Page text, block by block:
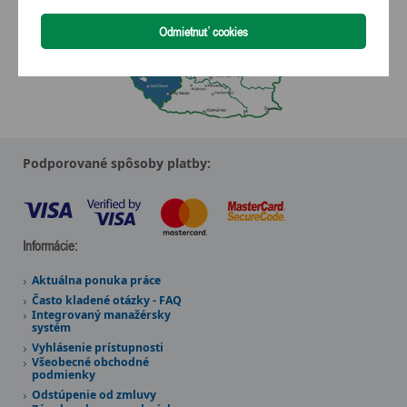
Podporované spôsoby platby:
Informácie:
Aktuálna ponuka práce
Často kladené otázky - FAQ
Integrovaný manažérsky
systém
Vyhlásenie prístupnosti
Všeobecné obchodné
podmienky
Odstúpenie od zmluvy